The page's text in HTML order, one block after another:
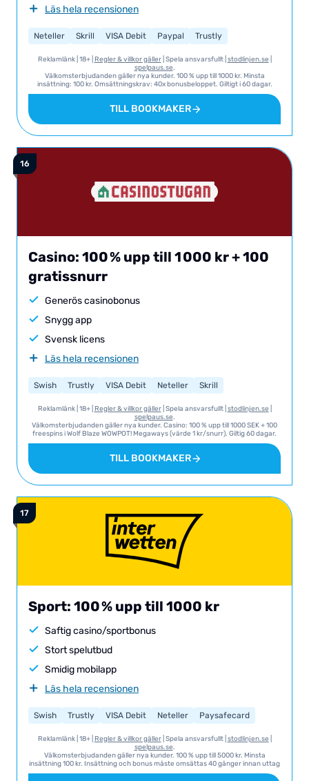
Läs hela recensionen
Neteller Skrill VISA Debit Paypal Trustly
Reklamlänk | 18+ | Regler & villkor gäller| Spela ansvarsfullt | stodlinjen.se
spelpaus.se.
Välkomsterbjudanden gäller nya kunder. 100 % upp till 1000 kr. Minsta
insättning: 100 kr. Omsättningskrav: 40x bonusbeloppet. Giltigt i 60 dagar.
Ytterligare villkor och krav: Vi hänvisar till Race Casino för T&C i sin helhet
TILL BOOKMAKER
Casino: 100 % upp till 1 000 kr + 100
gratissnurr
Generös casinobonus
Snygg app
Svensk licens
Läs hela recensionen
Swish Trustly VISA Debit Neteller
Skrill
Reklamlänk | 18+ | Regler & villkor gäller| Spela ansvarsfullt | stodlinjen.se
spelpaus.se.
Välkomsterbjudanden gäller nya kunder. Casino: 100 % upp till 1000 SEK + 100
freespins i Wolf Blaze WOWPOT! Megaways (värde 1 kr/snurr). Giltig 60 dagar.
Insättning + bonus måste omsättas 20 gånger i casino eller livecasino.
Minsta insättning 100 kr. Ytterligare villkor och krav: Vi hänvisar till
TILL BOOKMAKER
Sport: 100 % upp till 1000 kr
Saftig casino/sportbonus
Stort spelutbud
Smidig mobilapp
Läs hela recensionen
Swish Trustly VISA Debit Neteller
Paysafecard
Reklamlänk | 18+ | Regler & villkor gäller| Spela ansvarsfullt | stodlinjen.se
spelpaus.se.
Välkomsterbjudanden gäller nya kunder. 100 % upp till 5000 kr. Minsta
insättning 100 kr. Insättning och bonus måste omsättas 40 gånger innan uttag
kan göras. Omsättningen ska ske inom 90 dagar. Ytterligare villkor och krav: Vi